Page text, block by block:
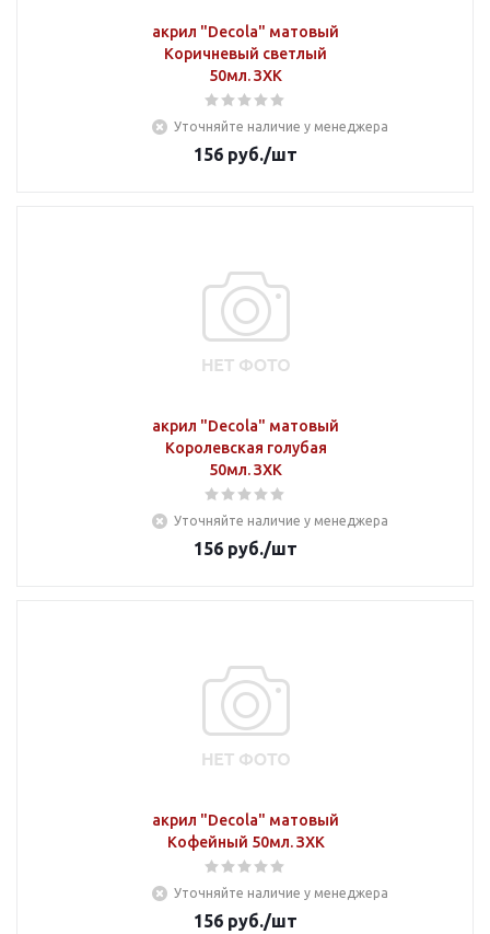
акрил "Decola" матовый
Коричневый светлый
50мл. ЗХК
Уточняйте наличие у менеджера
156 руб./шт
акрил "Decola" матовый
Королевская голубая
50мл. ЗХК
Уточняйте наличие у менеджера
156 руб./шт
акрил "Decola" матовый
Кофейный 50мл. ЗХК
Уточняйте наличие у менеджера
156 руб./шт